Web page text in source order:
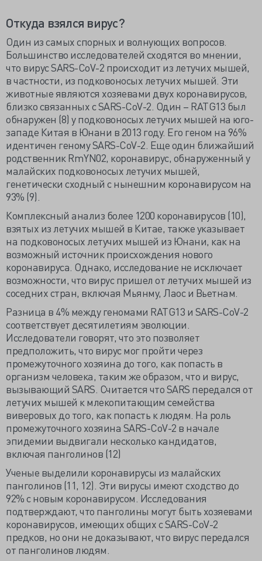
Откуда взялся вирус?
Один из самых спорных и волнующих вопросов.
Большинство исследователей сходятся во мнении,
что вирус SARS-CoV-2 происходит из летучих мышей,
в частности, из подковоносых летучих мышей. Эти
животные являются хозяевами двух коронавирусов,
близко связанных с SARS-CoV-2. Один – RATG13 был
обнаружен (8) у подковоносых летучих мышей на юго-
западе Китая в Юнани в 2013 году. Его геном на 96%
идентичен геному SARS-CoV-2. Еще один ближайший
родственник RmYN02, коронавирус, обнаруженный у
малайских подковоносых летучих мышей,
генетически сходный с нынешним коронавирусом на
93% (9).
Комплексный анализ более 1200 коронавирусов (10),
взятых из летучих мышей в Китае, также указывает
на подковоносых летучих мышей из Юнани, как на
возможный источник происхождения нового
коронавируса. Однако, исследование не исключает
возможности, что вирус пришел от летучих мышей из
соседних стран, включая Мьянму, Лаос и Вьетнам.
Разница в 4% между геномами RATG13 и SARS-CoV-2
соответствует десятилетиям эволюции.
Исследователи говорят, что это позволяет
предположить, что вирус мог пройти через
промежуточного хозяина до того, как попасть в
организм человека, таким же образом, что и вирус,
вызывающий SARS. Считается что SARS передался от
летучих мышей к млекопитающим семейства
виверовых до того, как попасть к людям. На роль
промежуточного хозяина SARS-CoV-2 в начале
эпидемии выдвигали несколько кандидатов,
включая панголинов (12)
Ученые выделили коронавирусы из малайских
панголинов (11, 12). Эти вирусы имеют сходство до
92% с новым коронавирусом. Исследования
подтверждают, что панголины могут быть хозяевами
коронавирусов, имеющих общих с SARS-CoV-2
предков, но они не доказывают, что вирус передался
от панголинов людям.